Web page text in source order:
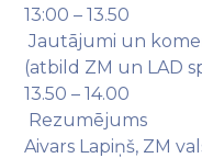
13:00 – 13.50
Jautājumi un
(atbild ZM un LAD
13.50 – 14.00
Rezumējums
Aivars Lapiņš, ZM